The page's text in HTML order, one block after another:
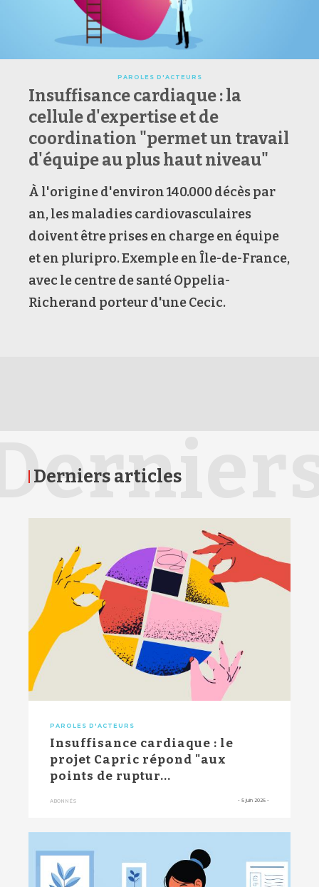
PAROLES D'ACTEURS
Insuffisance cardiaque : la
cellule d'expertise et de
coordination "permet un travail
d'équipe au plus haut niveau"
À l'origine d'environ 140.000 décès par
an, les maladies cardiovasculaires
doivent être prises en charge en équipe
et en pluripro. Exemple en Île-de-France,
avec le centre de santé Oppelia-
Richerand porteur d'une Cecic.
Derniers articles
PAROLES D'ACTEURS
Insuffisance cardiaque : le
projet Capric répond "aux
points de ruptur...
ABONNÉS - 5 juin 2026 -